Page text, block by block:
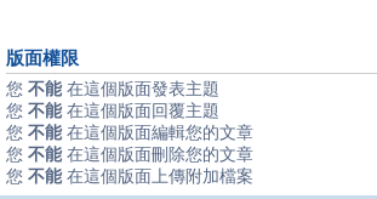
版面權限
您 不能在這個版面發表主題
您 不能在這個版面回覆主題
您 不能在這個版面編輯您的文章
您 不能在這個版面刪除您的文章
您 不能在這個版面上傳附加檔案